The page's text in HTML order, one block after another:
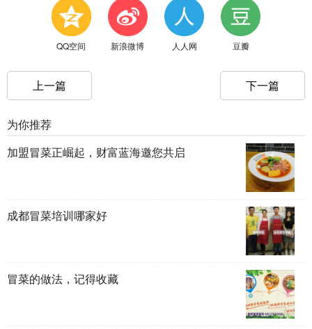
QQ空间 新浪微博 人人网 豆瓣
上一篇 下一篇
为你推荐
加盟冒菜正崛起，财富蓝海邀您共启
成都冒菜培训哪家好
冒菜的做法，记得收藏